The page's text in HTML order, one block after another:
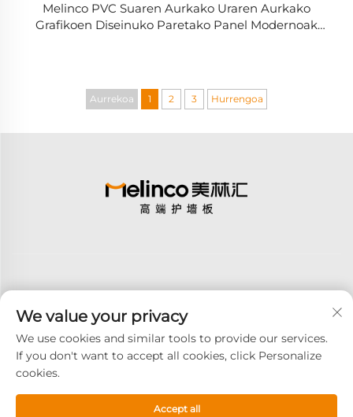
Melinco PVC Suaren Aurkako Uraren Aurkako
Grafikoen Diseinuko Paretako Panel Modernoak
Aurrekoa 1 2 3 Hurrengoa
Harpidetu
Copyright © 2026 GOODAY ADVANCED MATERIALS CO.,LTD.
Elkarrekin eskubidea - Pribatutasun Politika
We value your privacy
We use cookies and similar tools to provide our services.
If you don't want to accept all cookies, click Personalize
cookies.
Accept all